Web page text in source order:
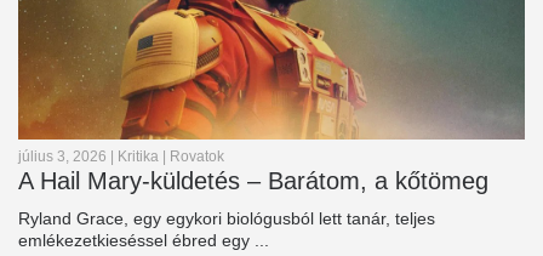
július 3, 2026 Kritika Rovatok
A Hail Mary-küldetés – Barátom, a kőtömeg
Ryland Grace, egy egykori biológusból lett tanár, teljes
emlékezetkieséssel ébred egy ...